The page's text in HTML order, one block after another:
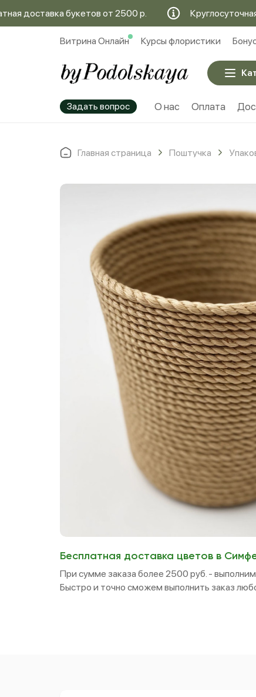
доставка букетов от 2500 р. Круглосуточная
Витрина Онлайн Курсы флористики
Задать вопрос О нас Оплата
Главная страница Поштучка
Бесплатная доставка цветов в
При сумме заказа более 2500 руб. -
Быстро и точно сможем выполнить заказ